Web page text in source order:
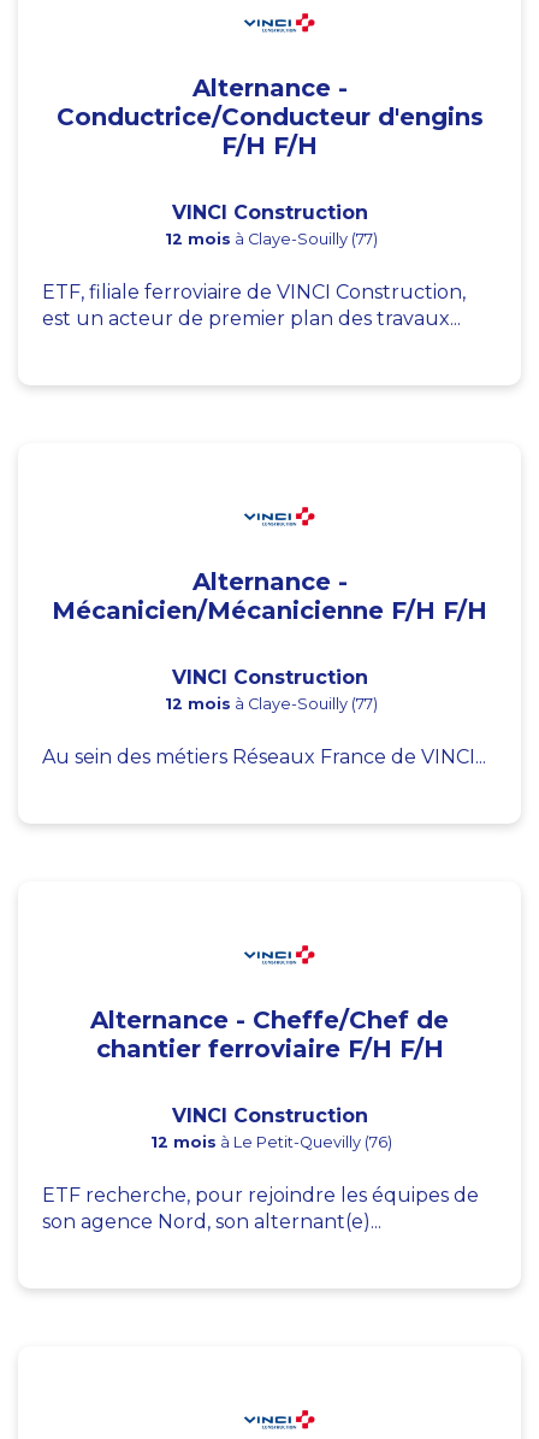
Alternance -
Conductrice/Conducteur d'engins
F/H F/H
VINCI Construction
12 mois à Claye-Souilly (77)
ETF, filiale ferroviaire de VINCI Construction,
est un acteur de premier plan des travaux...
Alternance -
Mécanicien/Mécanicienne F/H F/H
VINCI Construction
12 mois à Claye-Souilly (77)
Au sein des métiers Réseaux France de VINCI...
Alternance - Cheffe/Chef de
chantier ferroviaire F/H F/H
VINCI Construction
12 mois à Le Petit-Quevilly (76)
ETF recherche, pour rejoindre les équipes de
son agence Nord, son alternant(e)...